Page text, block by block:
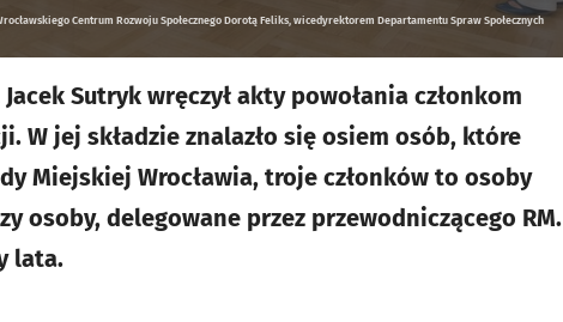
Centrum Rozwoju Społecznego Dorotą Feliks, wicedyrektorem Departamentu Spraw Społecznych
Sutryk wręczył akty powołania członkom
W jej składzie znalazło się osiem osób, które
Miejskiej Wrocławia, troje członków to osoby
osoby, delegowane przez przewodniczącego RM.
lata.